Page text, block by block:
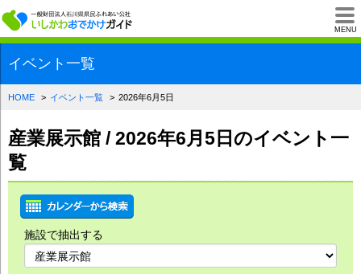
MENU
一般財団法人石川
イベント一覧
HOME イベント一覧 2026年6月5日
産業展示館 / 2026年6月5日のイベント一
覧
施設で抽出する